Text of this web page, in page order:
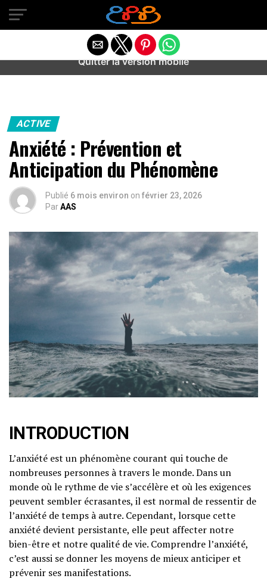
Warning
: preg_match(): Unknown modifier '/' in
/home/u589487443/domains/aideanxietestress.fr/
content/plugins/idev-post-views/includes/class-bots.php
ACTIVE
Anxiété : Prévention et
Anticipation du Phénomène
Publié 6 mois environ on février 23, 2026
ParAAS
INTRODUCTION
L’anxiété est un phénomène courant qui touche de
nombreuses personnes à travers le monde. Dans un
monde où le rythme de vie s’accélère et où les exigences
peuvent sembler écrasantes, il est normal de ressentir de
l’anxiété de temps à autre. Cependant, lorsque cette
anxiété devient persistante, elle peut affecter notre
bien-être et notre qualité de vie. Comprendre l’anxiété,
c’est aussi se donner les moyens de mieux anticiper et
prévenir ses manifestations.
Quitter la version mobile